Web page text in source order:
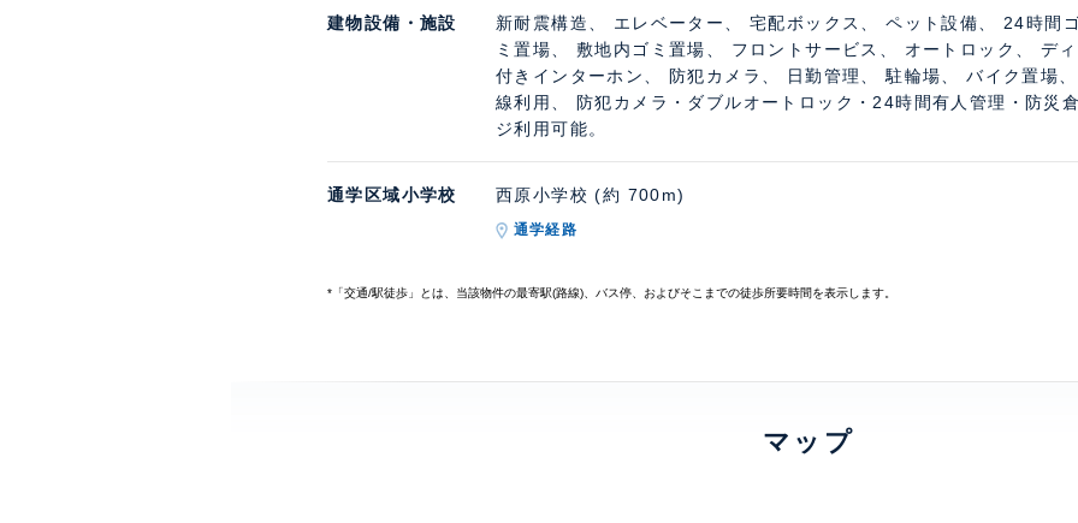
建物設備・施設
新耐震構造、 エレベーター、 宅配ボックス、 ペット設備、 24時間
ミ置場、 敷地内ゴミ置場、 フロントサービス、 オートロック、 デ
付きインターホン、 防犯カメラ、 日勤管理、 駐輪場、 バイク置場
線利用、 防犯カメラ・ダブルオートロック・24時間有人管理・防災
ジ利用可能。
通学区域小学校 西原小学校 (約 700m)
通学経路
*「交通/駅徒歩」とは、当該物件の最寄駅(路線)、バス停、およびそこまでの徒歩所要時間を表示します。
マップ